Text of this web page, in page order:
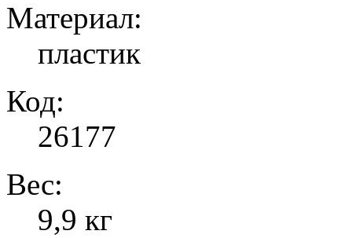
Материал:
пластик
Код:
26177
Вес:
9,9 кг